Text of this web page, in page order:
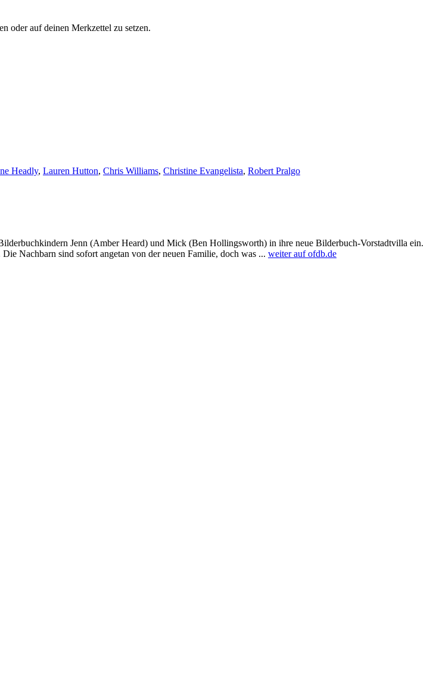
oder auf deinen Merkzettel zu setzen.
Headly, Lauren Hutton, Chris Williams, Christine Evangelista, Robert Pralgo
Jenn (Amber Heard) und Mick (Ben Hollingsworth) in ihre neue Bilderbuch-Vorstadtvilla ein.
Nachbarn sind sofort angetan von der neuen Familie, doch was ... weiter auf ofdb.de